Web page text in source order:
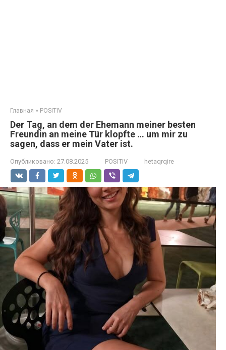
Главная » POSITIV
Der Tag, an dem der Ehemann meiner besten
Freundin an meine Tür klopfte … um mir zu
sagen, dass er mein Vater ist.
Опубликовано: 27.08.2025 POSITIV hetaqrqire